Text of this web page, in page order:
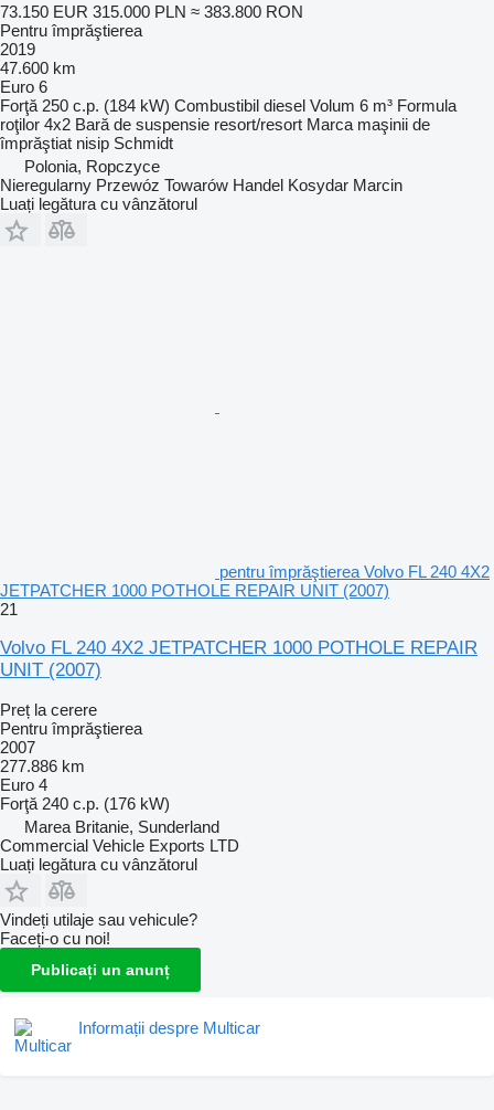
73.150 EUR 315.000 PLN ≈ 383.800 RON
Pentru împrăştierea
2019
47.600 km
Euro 6
Forţă 250 c.p. (184 kW) Combustibil diesel Volum 6 m³ Formula
roţilor 4x2 Bară de suspensie resort/resort Marca maşinii de
împrăştiat nisip Schmidt
Polonia, Ropczyce
Nieregularny Przewóz Towarów Handel Kosydar Marcin
Luați legătura cu vânzătorul
pentru împrăştierea Volvo FL 240 4X2
JETPATCHER 1000 POTHOLE REPAIR UNIT (2007)
21
Volvo FL 240 4X2 JETPATCHER 1000 POTHOLE REPAIR
UNIT (2007)
Preț la cerere
Pentru împrăştierea
2007
277.886 km
Euro 4
Forţă 240 c.p. (176 kW)
Marea Britanie, Sunderland
Commercial Vehicle Exports LTD
Luați legătura cu vânzătorul
Vindeți utilaje sau vehicule?
Faceți-o cu noi!
Publicați un anunț
Informații despre Multicar